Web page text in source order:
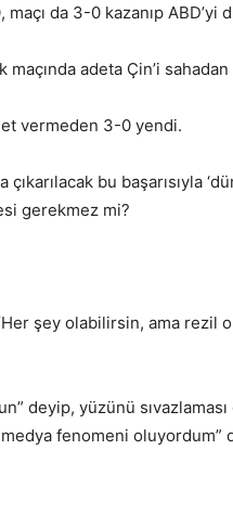
da 3-0 kazanıp ABD’yi
adeta Çin’i
vermeden 3-0 yendi.
çıkarılacak bu başarısıyla
gerekmez mi?
şey olabilirsin, ama rezil
deyip, yüzünü
fenomeni oluyordum”